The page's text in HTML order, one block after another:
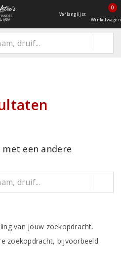
Verlanglijst
0
Winkelwagen
een andere
van jouw zoekopdracht.
zoekopdracht, bijvoorbeeld